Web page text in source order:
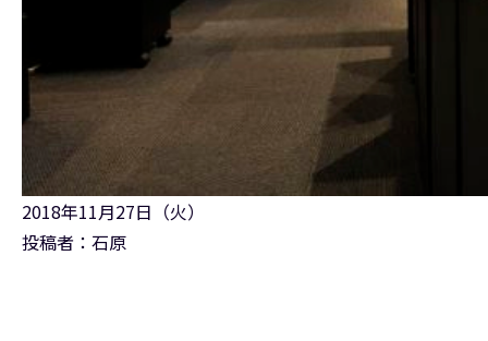
2018年11月27日（火）
投稿者：石原